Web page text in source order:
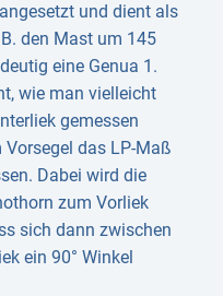
und dient als
den Mast um 145
eine Genua 1.
wie man vielleicht
gemessen
das LP-Maß
Dabei wird die
zum Vorliek
sich dann zwischen
ein 90° Winkel